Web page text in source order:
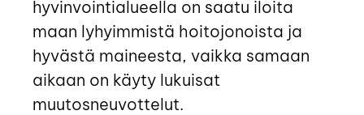
hyvinvointialueella on saatu iloita
maan lyhyimmistä hoitojonoista ja
hyvästä maineesta, vaikka samaan
aikaan on käyty lukuisat
muutosneuvottelut.